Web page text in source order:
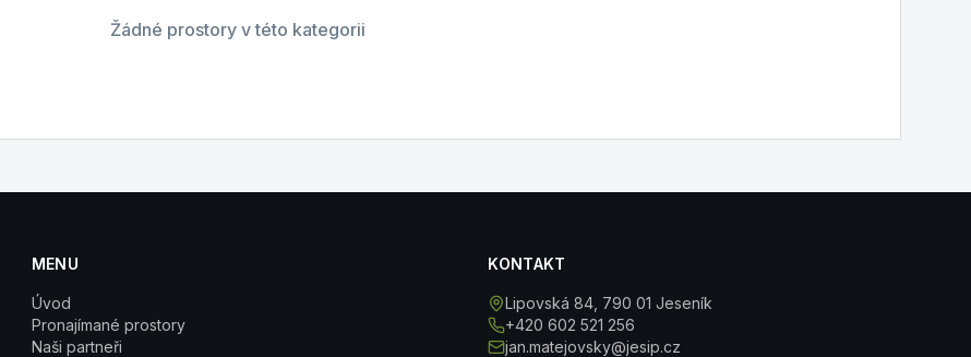
Žádné prostory v této kategorii
MENU
Úvod
Pronajímané prostory
Naši partneři
KONTAKT
Lipovská 84 , 790 01 Jeseník
+420 602 521 256
jan.matejovsky@jesip.cz